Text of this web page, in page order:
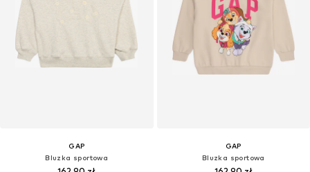
GAP
Bluzka sportowa
GAP
Bluzka sportowa